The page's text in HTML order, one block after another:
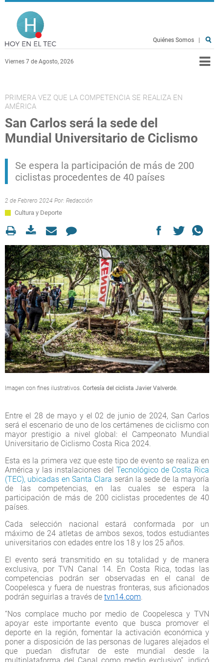
Pasar al contenido principal
Viernes 7 de Agosto, 2026
Quiénes Somos
PRIMERA VEZ QUE LA COMPETENCIA SE REALIZA EN
AMÉRICA
San Carlos será la sede del
Mundial Universitario de Ciclismo
Se espera la participación de más de 200
ciclistas procedentes de 40 países
2 de Febrero 2024 Por: Redacción
Cultura y Deporte
Imagen con fines ilustrativos. Cortesía del ciclista Javier Valverde.
Entre el 28 de mayo y el 02 de junio de 2024, San Carlos
será el escenario de uno de los certámenes de ciclismo con
mayor prestigio a nivel global: el Campeonato Mundial
Universitario de Ciclismo Costa Rica 2024.
Esta es la primera vez que este tipo de evento se realiza en
América y las instalaciones del Tecnológico de Costa Rica
(TEC), ubicadas en Santa Clara serán la sede de la mayoría
de las competencias, en las cuales se espera la
participación de más de 200 ciclistas procedentes de 40
países.
Cada selección nacional estará conformada por un
máximo de 24 atletas de ambos sexos, todos estudiantes
universitarios con edades entre los 18 y los 25 años.
El evento será transmitido en su totalidad y de manera
exclusiva, por TVN Canal 14. En Costa Rica, todas las
competencias podrán ser observadas en el canal de
Coopelesca y fuera de nuestras fronteras, sus aficionados
podrán seguirlas a través de tvn14.com.
“Nos complace mucho por medio de Coopelesca y TVN
apoyar este importante evento que busca promover el
deporte en la región, fomentar la activación económica y
poner a disposición de las personas de lugares alejados el
que puedan disfrutar de este mundial desde la